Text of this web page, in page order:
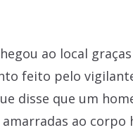
ao local
feito pelo
disse que um
ao corpo